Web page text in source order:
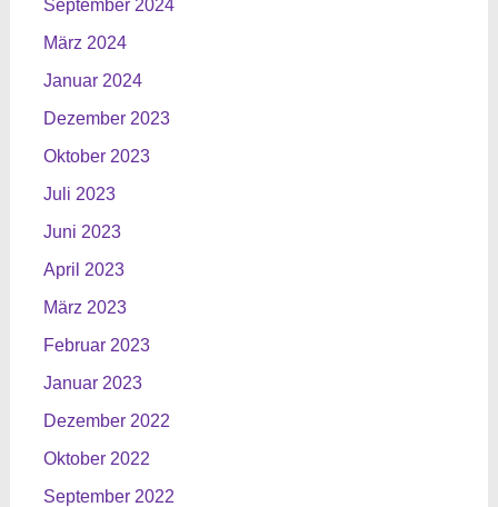
September 2024
März 2024
Januar 2024
Dezember 2023
Oktober 2023
Juli 2023
Juni 2023
April 2023
März 2023
Februar 2023
Januar 2023
Dezember 2022
Oktober 2022
September 2022